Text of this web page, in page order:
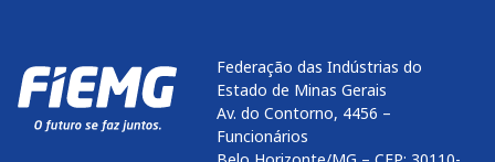
Federação das Indústrias do
Estado de Minas Gerais
Av. do Contorno, 4456 –
Funcionários